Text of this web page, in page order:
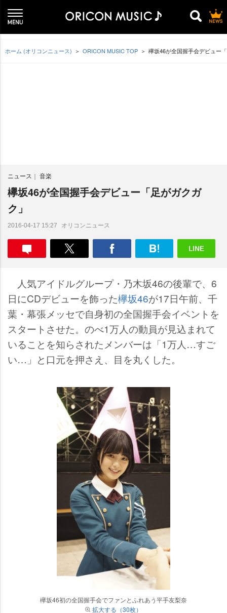
ホーム (オリコンニュース) ORICON MUSIC TOP 欅坂46が全国握手会デビュー
ニュース 音楽
欅坂46が全国握手会デビュー「足がガクガ
ク」
2016-04-17 15:27 オリコンニュース
人気アイドルグループ・乃木坂46の後輩で、6
日にCDデビューを飾った欅坂46が17日午前、千
葉・幕張メッセで自身初の全国握手会イベントを
スタートさせた。のべ1万人の動員が見込まれて
いることを知らされたメンバーは「1万人…すご
い…」と口元を押さえ、目を丸くした。
欅坂46初の全国握手会でファンとふれあう平手友梨奈
拡大する（30枚）